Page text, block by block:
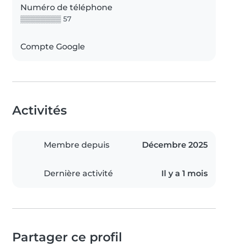
Numéro de téléphone
▒▒▒▒▒▒▒▒ 57
Compte Google
Activités
Membre depuis Décembre 2025
Dernière activité Il y a 1 mois
Partager ce profil